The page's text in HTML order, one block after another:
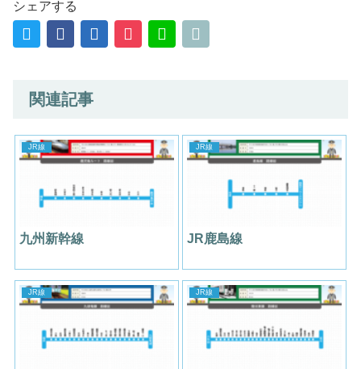
シェアする
関連記事
JR線
九州新幹線
JR線
JR鹿島線
JR線 JR線